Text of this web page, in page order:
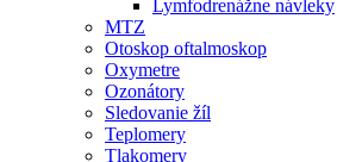
Lymfodrenážne návleky
MTZ
Otoskop oftalmoskop
Oxymetre
Ozonátory
Sledovanie žíl
Teplomery
Tlakomery